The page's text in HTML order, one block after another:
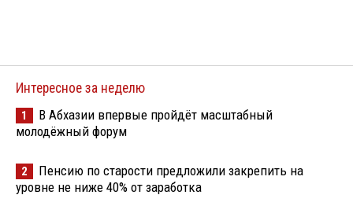
Интересное за неделю
1
В Абхазии впервые пройдёт масштабный
молодёжный форум
2
Пенсию по старости предложили закрепить на
уровне не ниже 40% от заработка